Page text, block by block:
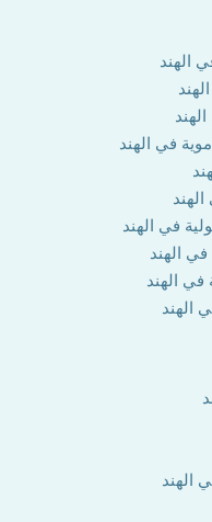
الهند
في الهند
في الهند
الهند
في الهند
الهند
الهند